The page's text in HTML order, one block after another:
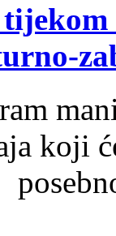
koji